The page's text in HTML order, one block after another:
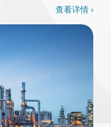
月26日，一……查看详情 ›